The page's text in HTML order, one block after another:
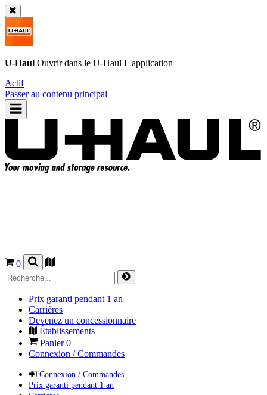
U-Haul Ouvrir dans le U-Haul L'application
Actif
Passer au contenu principal
0
Prix garanti pendant 1 an
Carrières
Devenez un concessionnaire
Établissements
Panier0
Connexion / Commandes
Connexion / Commandes
Prix garanti pendant 1 an